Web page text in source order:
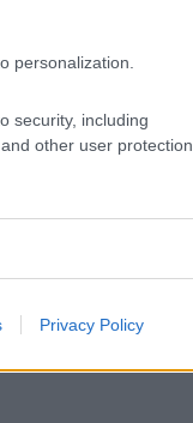
personalization.
security, including
other user protection.
Privacy Policy